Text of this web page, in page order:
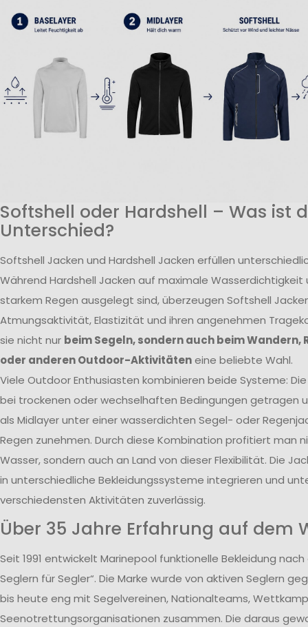
Softshell oder Hardshell – Was ist
Unterschied?
Softshell Jacken und Hardshell Jacken erfüllen
Während Hardshell Jacken auf maximale Wasserdichtigkeit
starkem Regen ausgelegt sind, überzeugen Softshell
Atmungsaktivität, Elastizität und ihren angenehmen
sie nicht nur beim Segeln, sondern auch beim Wandern,
oder anderen Outdoor-Aktivitäteneine beliebte Wahl.
Viele Outdoor Enthusiasten kombinieren beide Systeme:
bei trockenen oder wechselhaften Bedingungen getragen
als Midlayer unter einer wasserdichten Segel- oder
Regen zunehmen. Durch diese Kombination profitiert man
Wasser, sondern auch an Land von dieser Flexibilität. Die
in unterschiedliche Bekleidungssysteme integrieren und
verschiedensten Aktivitäten zuverlässig.
Über 35 Jahre Erfahrung auf dem
Seit 1991 entwickelt Marinepool funktionelle Bekleidung nach
Seglern für Segler“. Die Marke wurde von aktiven Seglern
bis heute eng mit Segelvereinen, Nationalteams,
Seenotrettungsorganisationen zusammen. Die daraus